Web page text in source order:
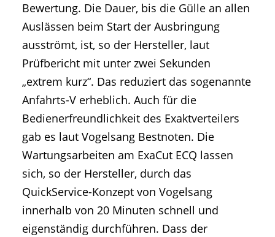
Bewertung. Die Dauer, bis die Gülle an allen
Auslässen beim Start der Ausbringung
ausströmt, ist, so der Hersteller, laut
Prüfbericht mit unter zwei Sekunden
„extrem kurz“. Das reduziert das sogenannte
Anfahrts-V erheblich. Auch für die
Bedienerfreundlichkeit des Exaktverteilers
gab es laut Vogelsang Bestnoten. Die
Wartungsarbeiten am ExaCut ECQ lassen
sich, so der Hersteller, durch das
QuickService-Konzept von Vogelsang
innerhalb von 20 Minuten schnell und
eigenständig durchführen. Dass der